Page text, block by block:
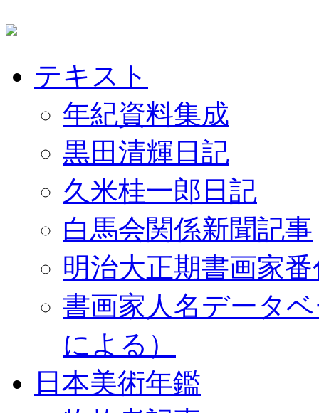
テキスト
年紀資料集成
黒田清輝日記
久米桂一郎日記
白馬会関係新聞記事
明治大正期書画家
書画家人名データ
による）
日本美術年鑑